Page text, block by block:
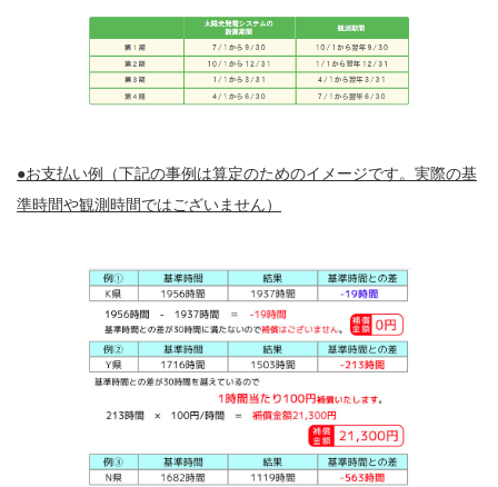
●お支払い例（下記の事例は算定のためのイメージです。実際の基
準時間や観測時間ではございません）